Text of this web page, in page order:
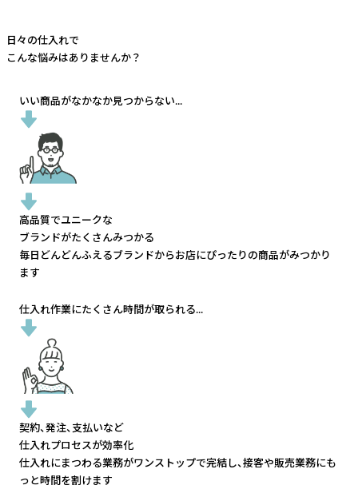
日々の仕入れで
こんな悩みはありませんか？
いい商品がなかなか見つからない...
高品質でユニークな
ブランドがたくさんみつかる
毎日どんどんふえるブランドからお店にぴったりの商品がみつかり
ます
仕入れ作業にたくさん時間が取られる...
契約、発注、支払いなど
仕入れプロセスが効率化
仕入れにまつわる業務がワンストップで完結し、接客や販売業務にも
っと時間を割けます